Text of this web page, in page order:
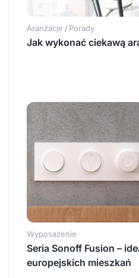
Aranżacje / Porady
Jak wykonać ciekawą
Wyposażenie
Seria Sonoff Fusion –
europejskich mieszkań